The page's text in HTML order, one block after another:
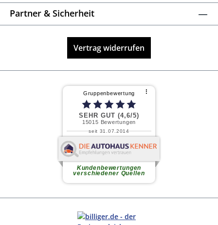
Partner & Sicherheit
Vertrag widerrufen